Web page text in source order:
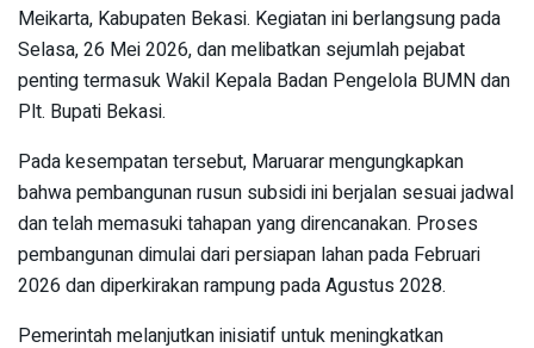
Meikarta, Kabupaten Bekasi. Kegiatan ini berlangsung pada
Selasa, 26 Mei 2026, dan melibatkan sejumlah pejabat
penting termasuk Wakil Kepala Badan Pengelola BUMN dan
Plt. Bupati Bekasi.
Pada kesempatan tersebut, Maruarar mengungkapkan
bahwa pembangunan rusun subsidi ini berjalan sesuai jadwal
dan telah memasuki tahapan yang direncanakan. Proses
pembangunan dimulai dari persiapan lahan pada Februari
2026 dan diperkirakan rampung pada Agustus 2028.
Pemerintah melanjutkan inisiatif untuk meningkatkan